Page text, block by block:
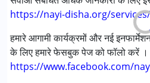
https://nayi-disha.org/services/
हमारे आगामी कार्यक्रमों और नई
के लिए हमारे फेसबुक पेज को फॉलो करें ।
https://www.facebook.com/